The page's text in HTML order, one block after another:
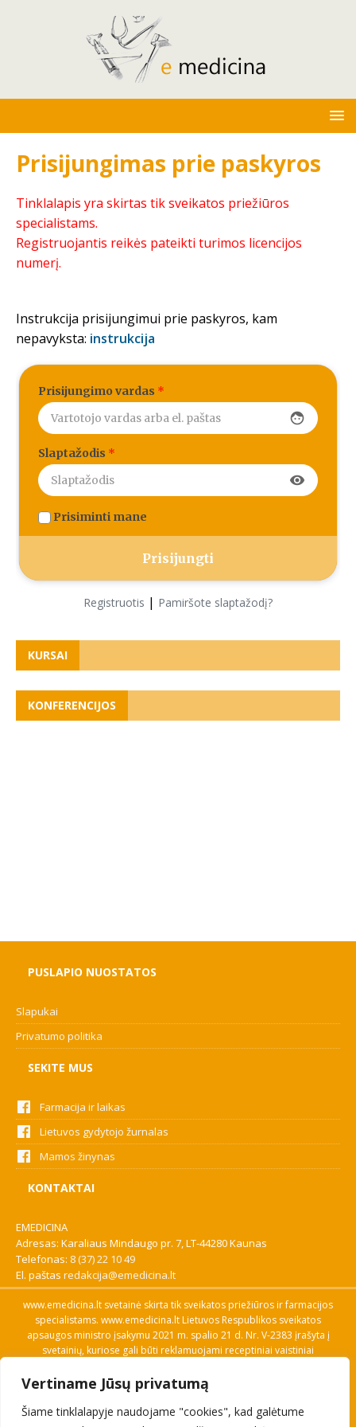
Vertiname Jūsų privatumą
Šiame tinklalapyje naudojame "cookies", kad galėtume
Prisijungimas prie paskyros
Tinklalapis yra skirtas tik sveikatos priežiūros
specialistams.
Registruojantis reikės pateikti turimos licencijos
numerį.
Instrukcija prisijungimui prie paskyros, kam
nepavyksta: instrukcija
Prisijungimo vardas *
face
Slaptažodis *
visibility
Prisiminti mane
Registruotis | Pamiršote slaptažodį?
KURSAI
KONFERENCIJOS
PUSLAPIO NUOSTATOS
Slapukai
Privatumo politika
SEKITE MUS
Farmacija ir laikas
Lietuvos gydytojo žurnalas
Mamos žinynas
KONTAKTAI
EMEDICINA
Adresas: Karaliaus Mindaugo pr. 7, LT-44280 Kaunas
Telefonas: 8 (37) 22 10 49
El. paštas redakcija@emedicina.lt
www.emedicina.lt svetainė skirta tik sveikatos priežiūros ir farmacijos
specialistams. www.emedicina.lt Lietuvos Respublikos sveikatos
apsaugos ministro įsakymu 2021 m. spalio 21 d. Nr. V-2383 įrašyta į
svetainių, kuriose gali būti reklamuojami receptiniai vaistiniai
savo profesinę kvalifikaciją. Naudingos nuorodos: Vaistų ir medicinos
pagalbos priemonių kainų paieška, VVKT tinklalapis, Sveikatos
priežiūros ar farmacijos specialisto pranešimo apie įtariamą